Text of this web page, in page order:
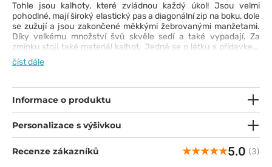
Tohle jsou kalhoty, které zvládnou každý úkol! Jsou velmi
pohodlné, mají široký elastický pas a diagonální zip na boku, dole
se zužují a jsou zakončené měkkými žebrovanými manžetami.
Díky velkému množství švů skvěle sedí a také vypadají. Za
zmínku stojí také materiál kalhot. Jedná se o látku s přídavkem
spandexu, který zajišťuje, že se natáhne, a je tedy pohodlná na
pohyb. Díky použití technologie PROTX2® jsou neutralizovány
číst dále
Informace o produktu
Personalizace s výšivkou
Recenze zákazníků 5.0 (3)